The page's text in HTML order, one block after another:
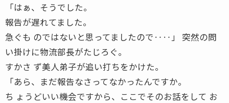
「はぁ、そうでした。
報告が遅れてました。
急ぐも のではないと思ってましたので‥‥」 突然の問
い掛けに物流部長がたじろぐ。
すかさ ず美人弟子が追い打ちをかけた。
「あら、まだ報告なさってなかったんですか。
ち ょうどいい機会ですから、ここでそのお話をして お